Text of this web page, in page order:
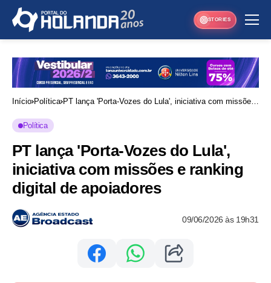
STORIES
Início Política PT lança 'Porta-Vozes do Lula', iniciativa com missões
Política
PT lança 'Porta-Vozes do Lula',
iniciativa com missões e ranking
digital de apoiadores
09/06/2026 às 19h31